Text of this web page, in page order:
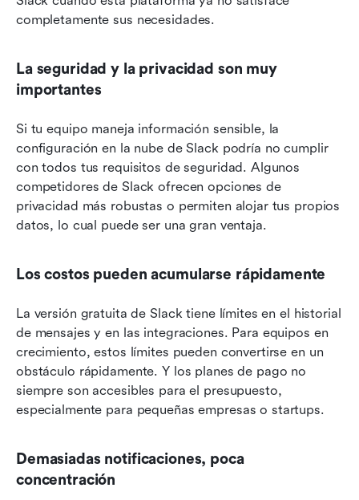
completamente sus necesidades.
La seguridad y la privacidad son muy
importantes
Si tu equipo maneja información sensible, la
configuración en la nube de Slack podría no cumplir
con todos tus requisitos de seguridad. Algunos
competidores de Slack ofrecen opciones de
privacidad más robustas o permiten alojar tus propios
datos, lo cual puede ser una gran ventaja.
Los costos pueden acumularse rápidamente
La versión gratuita de Slack tiene límites en el historial
de mensajes y en las integraciones. Para equipos en
crecimiento, estos límites pueden convertirse en un
obstáculo rápidamente. Y los planes de pago no
siempre son accesibles para el presupuesto,
especialmente para pequeñas empresas o startups.
Demasiadas notificaciones, poca
concentración